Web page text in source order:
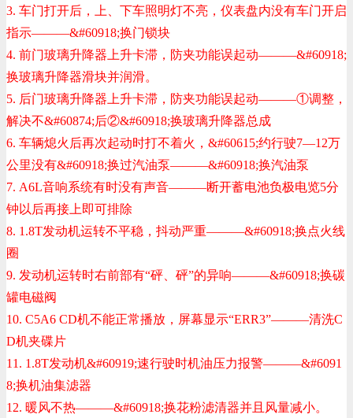
3. 车门打开后，上、下车照明灯不亮，仪表盘内没有车门开启
指示———&#60918;换门锁块
4. 前门玻璃升降器上升卡滞，防夹功能误起动———&#60918;
换玻璃升降器滑块并润滑。
5. 后门玻璃升降器上升卡滞，防夹功能误起动———①调整，
解决不&#60874;后②&#60918;换玻璃升降器总成
6. 车辆熄火后再次起动时打不着火， &#60615;约行驶7—12万
公里没有&#60918;换过汽油泵———&#60918;换汽油泵
7. A6L音响系统有时没有声音———断开蓄电池负极电览5分
钟以后再接上即可排除
8. 1.8T发动机运转不平稳，抖动严重———&#60918;换点火线
圈
9. 发动机运转时右前部有“砰、砰”的异响———&#60918;换碳
罐电磁阀
10. C5A6 CD机不能正常播放，屏幕显示“ERR3”———清洗C
D机夹碟片
11. 1.8T发动机&#60919;速行驶时机油压力报警———&#6091
8;换机油集滤器
12. 暖风不热———&#60918;换花粉滤清器并且风量减小。